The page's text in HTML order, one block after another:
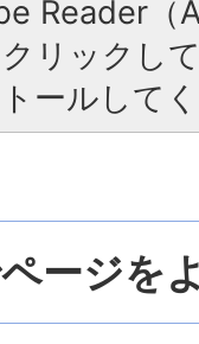
Reader（
リックし
ールして
ージを